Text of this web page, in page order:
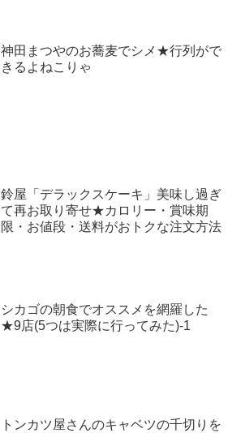
神田まつやのお蕎麦でシメ★行列がで
きるよねこりゃ
鈴屋「デラックスケーキ」美味し過ぎ
て再お取り寄せ★カロリー・賞味期
限・お値段・送料がおトクな注文方法
シカゴの朝食でオススメを網羅した
★9店(5つは実際に行ってみた)-1
トンカツ屋さんのキャベツの千切りを